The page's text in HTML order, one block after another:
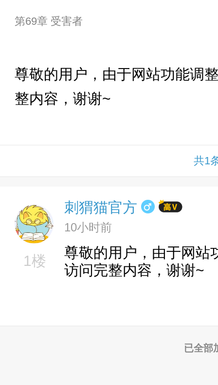
第69章 受害者
尊敬的用户，由于网站功能调
整内容，谢谢~
共1
1楼
刺猬猫官方
10小时前
尊敬的用户，由于网站
访问完整内容，谢谢~
已全部